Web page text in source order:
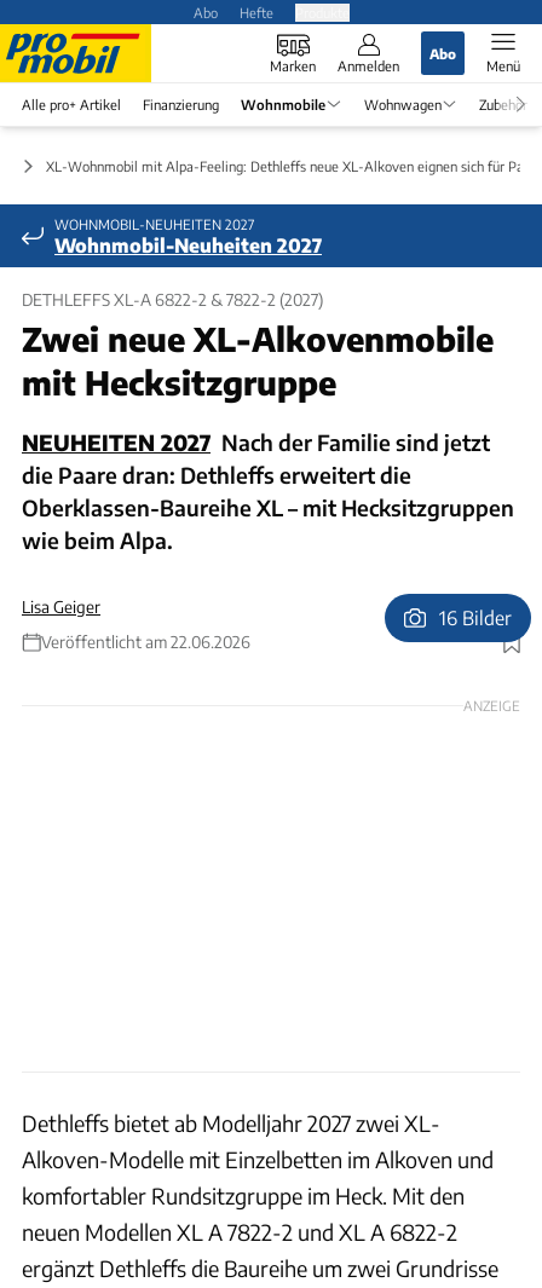
Abo Hefte
Marken Anmelden
Abo
Menü
Alle pro+ Artikel Finanzierung Wohnmobile Wohnwagen Zubehör
XL-Wohnmobil mit Alpa-Feeling: Dethleffs neue XL-Alkoven eignen sich für Paare
WOHNMOBIL-NEUHEITEN 2027
Wohnmobil-Neuheiten 2027
DETHLEFFS XL-A 6822-2 & 7822-2 (2027)
Zwei neue XL-Alkovenmobile
mit Hecksitzgruppe
NEUHEITEN 2027 Nach der Familie sind jetzt
die Paare dran: Dethleffs erweitert die
Oberklassen-Baureihe XL – mit Hecksitzgruppen
wie beim Alpa.
Lisa Geiger
Veröffentlicht am 22.06.2026
Foto: Dethleffs
16 Bilder
ANZEIGE
Dethleffs bietet ab Modelljahr 2027 zwei XL-
Alkoven-Modelle mit Einzelbetten im Alkoven und
komfortabler Rundsitzgruppe im Heck. Mit den
neuen Modellen XL A 7822-2 und XL A 6822-2
ergänzt Dethleffs die Baureihe um zwei Grundrisse